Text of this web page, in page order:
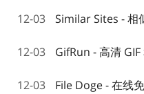
12-03 Similar Sites - 相
12-03 GifRun - 高清
12-03 File Doge - 在线